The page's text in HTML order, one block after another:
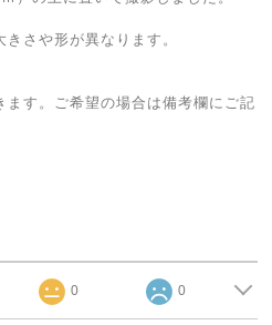
さや形が異なります。
ます。ご希望の場合は備考欄にご記
0 0